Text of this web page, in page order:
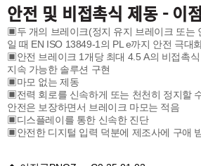
안전 및 비접촉식 제동 - 이점
▣두 개의 브레이크(정지 유지 브레이크 또는
일 때 EN ISO 13849-1의 PL e까지 안전
▣안전 브레이크 1개당 최대 4.5 A의 비접촉
지속 가능한 솔루션 구현
▣마모 없는 제동
▣전력 회로를 신속하게 또는 천천히 정지할
안전은 보장하면서 브레이크 마모는 적음
▣디스플레이를 통한 신속한 진단
▣안전한 디지털 입력 덕분에 제조사에 구애